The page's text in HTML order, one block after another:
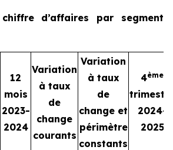
d’affaires par segment
12
mois
2023-
2024
Variation
à taux
de
change
courants
Variation
à taux
de
change et
périmètre
constants
4ème
2024-
2025